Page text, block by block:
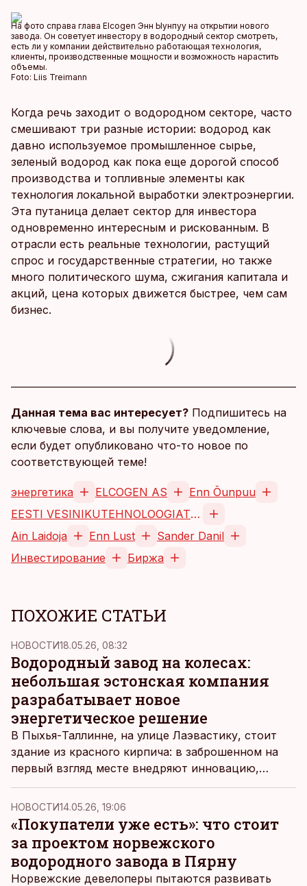
На фото справа глава Elcogen Энн Ыунпуу на открытии нового
завода. Он советует инвестору в водородный сектор смотреть,
есть ли у компании действительно работающая технология,
клиенты, производственные мощности и возможность нарастить
объемы.
Foto: Liis Treimann
Когда речь заходит о водородном секторе, часто
смешивают три разные истории: водород как
давно используемое промышленное сырье,
зеленый водород как пока еще дорогой способ
производства и топливные элементы как
технология локальной выработки электроэнергии.
Эта путаница делает сектор для инвестора
одновременно интересным и рискованным. В
отрасли есть реальные технологии, растущий
спрос и государственные стратегии, но также
много политического шума, сжигания капитала и
акций, цена которых движется быстрее, чем сам
бизнес.
Данная тема вас интересует? Подпишитесь на
ключевые слова, и вы получите уведомление,
если будет опубликовано что-то новое по
соответствующей теме!
энергетика ELCOGEN AS
Enn Õunpuu
EESTI VESINIKUTEHNOLOOGIATE ÜHING MTÜ
Ain Laidoja
Enn Lust
Sander Danil
Инвестирование
Биржа
ПОХОЖИЕ СТАТЬИ
НОВОСТИ18.05.26, 08:32
Водородный завод на колесах:
небольшая эстонская компания
разрабатывает новое
энергетическое решение
В Пыхья-Таллинне, на улице Лаэвастику, стоит
здание из красного кирпича: в заброшенном на
первый взгляд месте внедряют инновацию,
которая может позволить эффективно
производить и разливать в баллоны водород.
НОВОСТИ14.05.26, 19:06
«Покупатели уже есть»: что стоит
за проектом норвежского
водородного завода в Пярну
Норвежские девелоперы пытаются развивать